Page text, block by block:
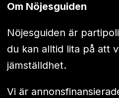
Om Nöjesguiden
Nöjesguiden är
du kan alltid lita på att
jämställdhet.
Vi är